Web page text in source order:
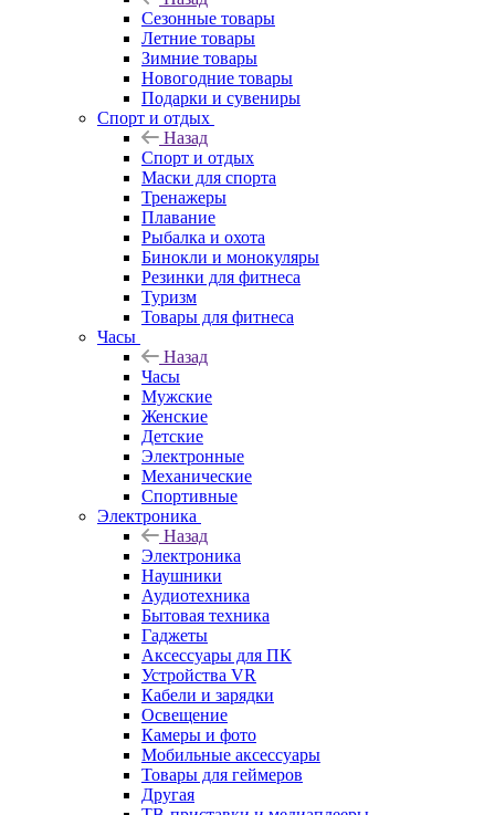
Сезонные товары
Летние товары
Зимние товары
Новогодние товары
Подарки и сувениры
Спорт и отдых
Назад
Спорт и отдых
Маски для спорта
Тренажеры
Плавание
Рыбалка и охота
Бинокли и монокуляры
Резинки для фитнеса
Туризм
Товары для фитнеса
Часы
Назад
Часы
Мужские
Женские
Детские
Электронные
Механические
Спортивные
Электроника
Назад
Электроника
Наушники
Аудиотехника
Бытовая техника
Гаджеты
Аксессуары для ПК
Устройства VR
Кабели и зарядки
Освещение
Камеры и фото
Мобильные аксессуары
Товары для геймеров
Другая